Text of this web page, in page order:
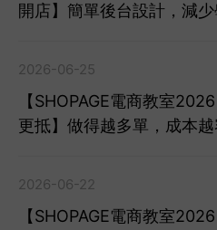
開店】簡單後台設計，減
2026-06-25
【SHOPAGE電商教室
更抵】做得越多單，成本越
2026-06-22
【SHOPAGE電商教室